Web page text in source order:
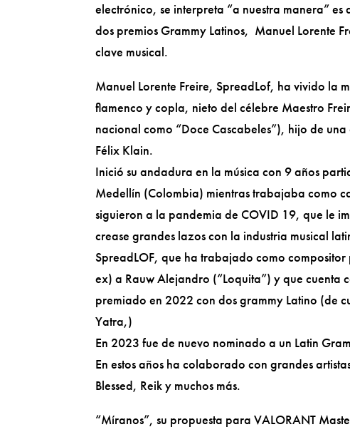
electrónico, se interpreta “a nuestra manera”
dos premios Grammy Latinos, Manuel Lorente
clave musical.
Manuel Lorente Freire, SpreadLof, ha vivido la
flamenco y copla, nieto del célebre Maestro
nacional como “Doce Cascabeles”), hijo de
Félix Klain.
Inició su andadura en la música con 9 años
Medellín (Colombia) mientras trabajaba como
siguieron a la pandemia de COVID 19, que le
crease grandes lazos con la industria musical
SpreadLOF, que ha trabajado como
ex) a Rauw Alejandro (“Loquita”) y que cuenta
premiado en 2022 con dos grammy Latino (de
Yatra,)
En 2023 fue de nuevo nominado a un Latin
En estos años ha colaborado con grandes
Blessed, Reik y muchos más.
“Míranos”, su propuesta para VALORANT